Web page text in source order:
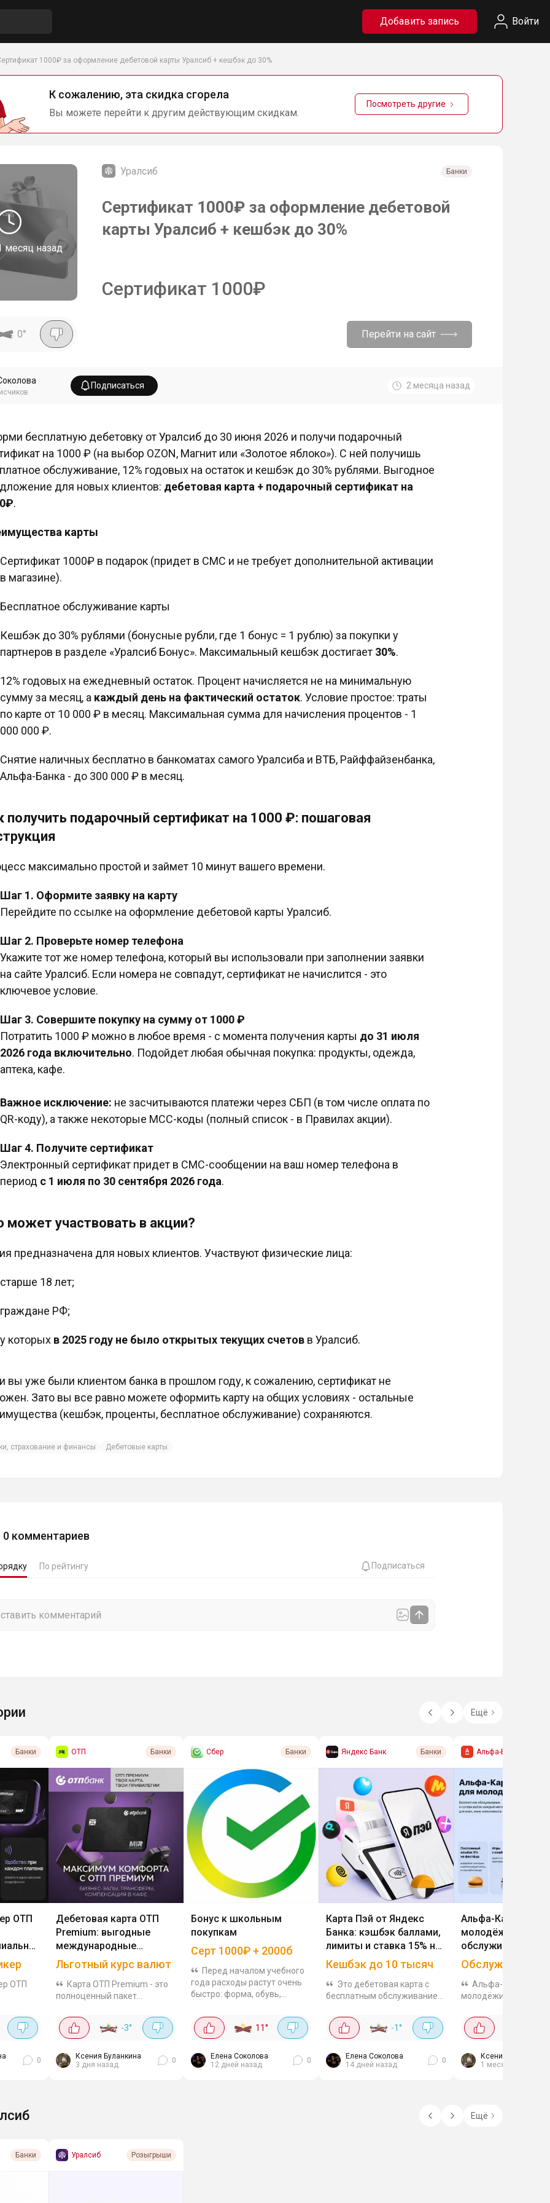
Добавить запись Войти
1000₽ за оформление дебетовой карты Уралсиб + кешбэк до 30%
К сожалению, эта скидка сгорела
Вы можете перейти к другим действующим скидкам.
Посмотреть другие
месяц назад
Уралсиб Банки
Сертификат 1000₽ за оформление дебетовой
карты Уралсиб + кешбэк до 30%
Сертификат 1000₽
0° Перейти на сайт
Подписаться 2 месяца назад
бесплатную дебетовку от Уралсиб до 30 июня 2026 и получи подарочный
на 1000 ₽ (на выбор OZON, Магнит или «Золотое яблоко»). С ней получишь
обслуживание, 12% годовых на остаток и кешбэк до 30% рублями. Выгодное
для новых клиентов: дебетовая карта + подарочный сертификат на
.
карты
Сертификат 1000₽ в подарок (придет в СМС и не требует дополнительной активации
в магазине).
Бесплатное обслуживание карты
Кешбэк до 30% рублями (бонусные рубли, где 1 бонус = 1 рублю) за покупки у
партнеров в разделе «Уралсиб Бонус». Максимальный кешбэк достигает 30%.
12% годовых на ежедневный остаток. Процент начисляется не на минимальную
сумму за месяц, а каждый день на фактический остаток. Условие простое: траты
по карте от 10 000 ₽ в месяц. Максимальная сумма для начисления процентов - 1
000 000 ₽.
Снятие наличных бесплатно в банкоматах самого Уралсиба и ВТБ, Райффайзенбанка,
Альфа-Банка - до 300 000 ₽ в месяц.
получить подарочный сертификат на 1000 ₽: пошаговая
максимально простой и займет 10 минут вашего времени.
Шаг 1. Оформите заявку на карту
Перейдите по ссылке на оформление дебетовой карты Уралсиб.
Шаг 2. Проверьте номер телефона
Укажите тот же номер телефона, который вы использовали при заполнении заявки
на сайте Уралсиб. Если номера не совпадут, сертификат не начислится - это
ключевое условие.
Шаг 3. Совершите покупку на сумму от 1000 ₽
Потратить 1000 ₽ можно в любое время - с момента получения карты до 31 июля
2026 года включительно. Подойдет любая обычная покупка: продукты, одежда,
аптека, кафе.
Важное исключение: не засчитываются платежи через СБП (в том числе оплата по
QR-коду), а также некоторые MCC-коды (полный список - в Правилах акции).
Шаг 4. Получите сертификат
Электронный сертификат придет в СМС-сообщении на ваш номер телефона в
период с 1 июля по 30 сентября 2026 года.
может участвовать в акции?
предназначена для новых клиентов. Участвуют физические лица:
старше 18 лет;
граждане РФ;
у которых в 2025 году не было открытых текущих счетов в Уралсиб.
вы уже были клиентом банка в прошлом году, к сожалению, сертификат не
Зато вы все равно можете оформить карту на общих условиях - остальные
(кешбэк, проценты, бесплатное обслуживание) сохраняются.
страхование и финансы Дебетовые карты
0 комментариев
По рейтингу Подписаться
Ещё
Банки
ОТП
ОТП
все
для
0
ОТП Банки
Дебетовая карта ОТП
Premium: выгодные
международные
переводы и максимум
Льготный курс валют
Карта ОТП Premium - это
полноценный пакет
существенно экономить на
валютных операциях и
от повседневных покупок.
Как...
-3°
Ксения Буланкина
3 дня назад
0
Сбер Банки
Бонус к школьным
покупкам
Серт 1000₽ + 2000б
Перед началом учебного
года расходы растут очень
быстро: форма, обувь,
принадлежности.
Превратите подготовку к
школе в праздник:
Оформите...
11°
Елена Соколова
12 дней назад
0
Яндекс Банк Банки
Карта Пэй от Яндекс
Банка: кэшбэк баллами,
лимиты и ставка 15% на
Сейве
Кешбэк до 10 тысяч
Это дебетовая карта с
бесплатным обслуживанием.
для тех, кто активно
пользуется экосистемой
пользоваться...
-1°
Елена Соколова
14 дней назад
0
Альфа-Банк
Альфа-Карта для
молодёжи:
обслуживание +
суперкэшбэк до
Обслуживание
Альфа-Карта для
молодёжи - это
инструмент,
лет, с бесплатным
прозрачными
оформить Альфа-
Ксения Буланкина
1 месяц назад
Ещё
Банки Уралсиб Розыгрыши